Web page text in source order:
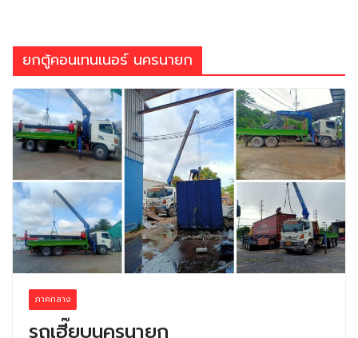
ยกตู้คอนเทนเนอร์ นครนายก
ภาคกลาง
รถเฮี๊ยบนครนายก